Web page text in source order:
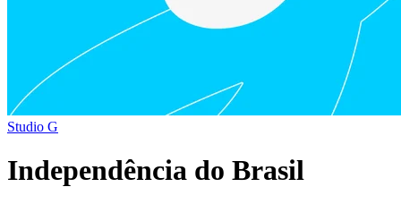
Studio G
Independência do Brasil